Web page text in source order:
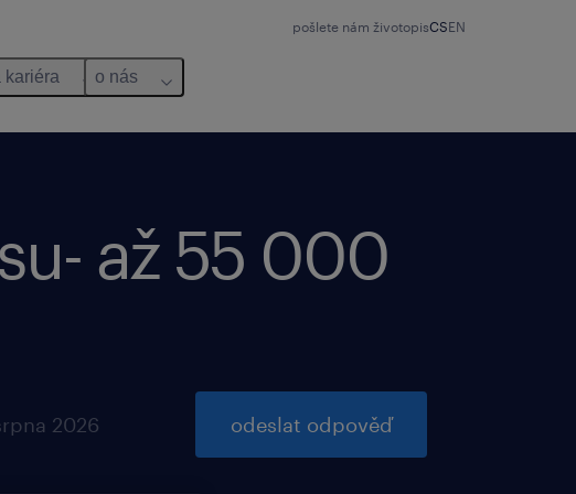
pošlete nám životopisCSEN
kariéra o nás
až 55 000
2026 odeslat odpověď